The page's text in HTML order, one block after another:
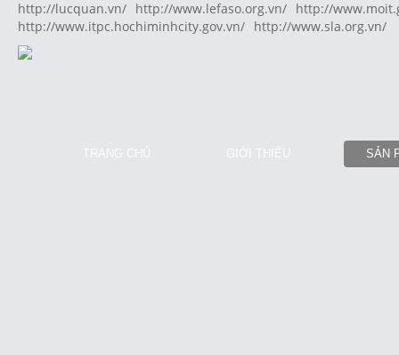
http://lucquan.vn/ http://www.lefaso.org.vn/ http://
http://www.itpc.hochiminhcity.gov.vn/ http://www.sla.org.vn/
TRANG CHỦ GIỚI THIỆU SẢN